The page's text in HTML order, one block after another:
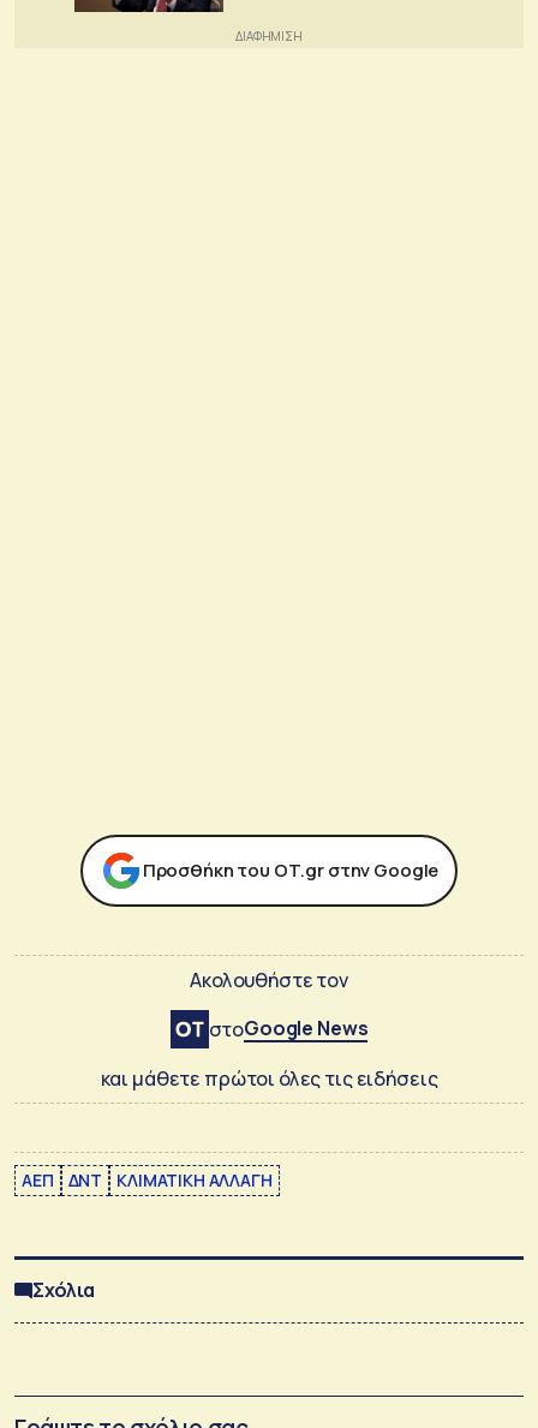
Προσθήκη του ΟΤ.gr στην Google
Ακολουθήστε τον
στοGoogle News
και μάθετε πρώτοι όλες τις ειδήσεις
ΑΕΠ ΔΝΤ ΚΛΙΜΑΤΙΚΗ ΑΛΛΑΓΗ
Σχόλια